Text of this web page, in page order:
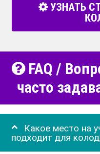
УЗНАТЬ
FAQ /
часто
Какое место на
подходит для